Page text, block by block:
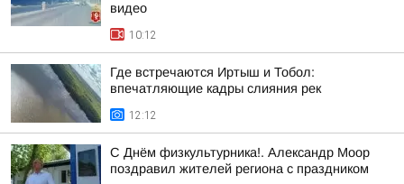
видео
10:12
Где встречаются Иртыш и Тобол:
впечатляющие кадры слияния рек
12:12
С Днём физкультурника!. Александр Моор
поздравил жителей региона с праздником